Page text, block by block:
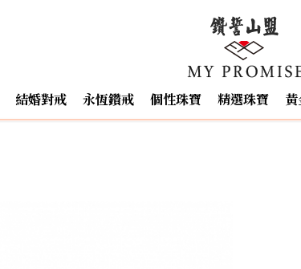
結婚對戒 永恆鑽戒 個性珠寶 精選珠寶